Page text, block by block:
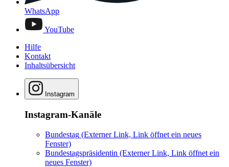
WhatsApp
YouTube
Hilfe
Kontakt
Inhaltsübersicht
Instagram
Instagram-Kanäle
Bundestag (Externer Link, Link öffnet ein neues
Fenster)
Bundestagspräsidentin (Externer Link, Link öffnet ein
neues Fenster)